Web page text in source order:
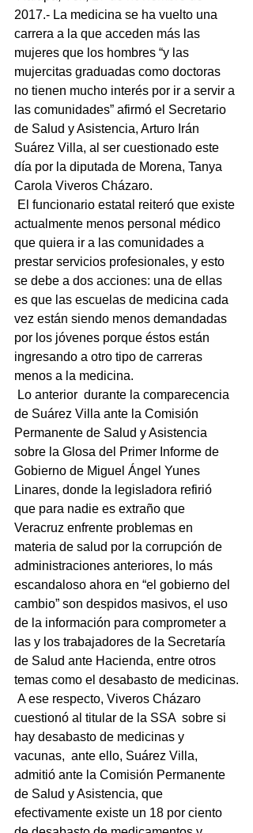
2017.- La medicina se ha vuelto una
carrera a la que acceden más las
mujeres que los hombres “y las
mujercitas graduadas como doctoras
no tienen mucho interés por ir a servir a
las comunidades” afirmó el Secretario
de Salud y Asistencia, Arturo Irán
Suárez Villa, al ser cuestionado este
día por la diputada de Morena, Tanya
Carola Viveros Cházaro.
actualmente menos personal médico
que quiera ir a las comunidades a
prestar servicios profesionales, y esto
se debe a dos acciones: una de ellas
es que las escuelas de medicina cada
vez están siendo menos demandadas
por los jóvenes porque éstos están
ingresando a otro tipo de carreras
menos a la medicina.
de Suárez Villa ante la Comisión
Permanente de Salud y Asistencia
sobre la Glosa del Primer Informe de
Gobierno de Miguel Ángel Yunes
Linares, donde la legisladora refirió
que para nadie es extraño que
Veracruz enfrente problemas en
materia de salud por la corrupción de
administraciones anteriores, lo más
escandaloso ahora en “el gobierno del
cambio” son despidos masivos, el uso
de la información para comprometer a
las y los trabajadores de la Secretaría
de Salud ante Hacienda, entre otros
temas como el desabasto de medicinas.
cuestionó al titular de la SSA  sobre si
hay desabasto de medicinas y
vacunas,  ante ello, Suárez Villa,
admitió ante la Comisión Permanente
de Salud y Asistencia, que
efectivamente existe un 18 por ciento